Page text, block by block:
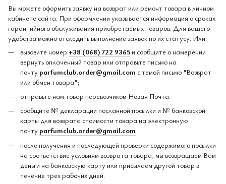
Вы можете оформить заявку на возврат или ремонт товара в личном
кабинете сайта. При оформлении указывается информация о сроках
гарантийного обслуживания приобретаемых товаров. Для вашего
удобства можно отследить выполнение заявок по их статусу. Или:
вызовите номер +38 (068) 722 9365 и сообщите о намерении
вернуть оплаченный товар или отправьте письмо на
почту parfumclub.order@gmail.com с темой письмо "Возврат
или обмен товара";
отправьте нам товар перевозчиком Новая Почта.
сообщите № декларации посланной посылки и № банковской
карты для возврата стоимости товара на электронную
почту parfumclub.order@gmail.com
после получения и последующей проверки содержимого посылки
на соответствие условиям возврата товара, мы возвращаем Вам
деньги на банковскую карту или присылаем другой товар в
течение трех рабочих дней.